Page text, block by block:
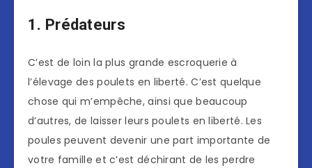
1. Prédateurs
C’est de loin la plus grande escroquerie à
l’élevage des poulets en liberté. C’est quelque
chose qui m’empêche, ainsi que beaucoup
d’autres, de laisser leurs poulets en liberté. Les
poules peuvent devenir une part importante de
votre famille et c’est déchirant de les perdre